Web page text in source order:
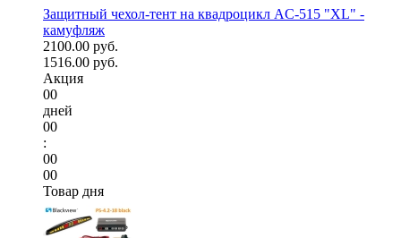
Защитный чехол-тент на квадроцикл AC-515 "XL" -
камуфляж
2100.00 руб.
1516.00 руб.
Акция
00
дней
00
:
00
00
Товар дня